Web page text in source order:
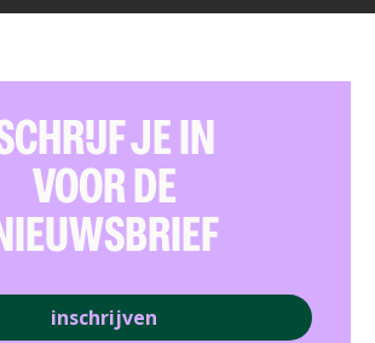
JE IN
VOOR DE
inschrijven